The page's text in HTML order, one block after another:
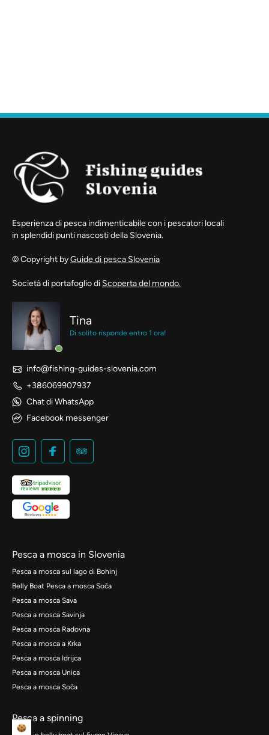
Esperienza di pesca indimenticabile con i pescatori locali
in splendidi punti nascosti della Slovenia.
© Copyright byGuide di pesca Slovenia
Società di portafoglio di Scoperta del mondo.
Tina
Di solito risponde entro 1 ora!
info@fishing-guides-slovenia.com
+386069907937
Chat di WhatsApp
Facebook messenger
Pesca a mosca in Slovenia
Pesca a mosca sul lago di Bohinj
Belly Boat Pesca a mosca Soča
Pesca a mosca Sava
Pesca a mosca Savinja
Pesca a mosca Radovna
Pesca a mosca a Krka
Pesca a mosca Idrijca
Pesca a mosca Unica
Pesca a mosca Soča
Pesca a spinning